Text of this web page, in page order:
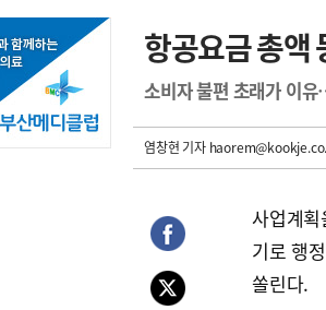
항공요금 총액
소비자 불편 초래가 이
염창현 기자
사업계
기로 행
쏠린다.